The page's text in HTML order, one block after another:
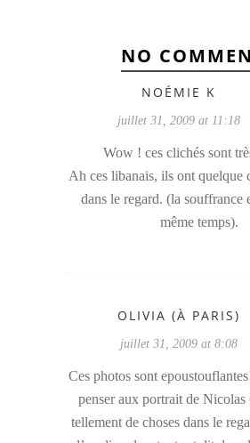
NO
NOÉMIE K
juillet 31, 2009 at 11:18
Wow ! ces clichés sont
Ah ces libanais, ils ont quelque
dans le regard. (la souffrance
même temps).
OLIVIA (À PARIS)
juillet 31, 2009 at 8:08
Ces photos sont
penser aux portrait de Nicolas
tellement de choses dans le